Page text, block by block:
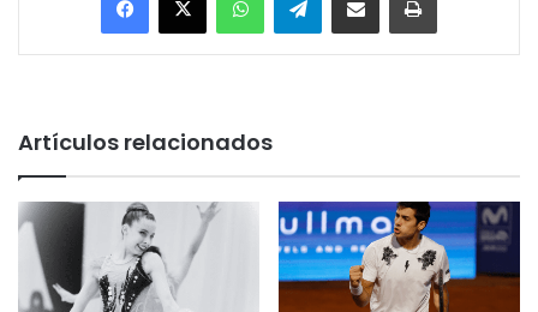
Artículos relacionados